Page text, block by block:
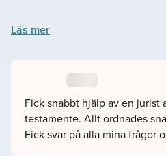
Våra jurister är tillgängliga för
Du kan själva välja jurist på
ditt ärende. Du kan läsa
schema, bakgrund och
vi till att koppla ihop dig med en
Läs mer
Fick snabbt hjälp av en jurist
testamente. Allt ordnades
Fick svar på alla mina frågor